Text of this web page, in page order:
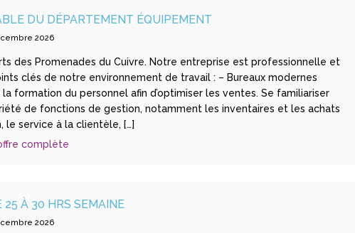
DU DÉPARTEMENT ÉQUIPEMENT
2026
des Promenades du Cuivre. Notre entreprise est professionnelle et
clés de notre environnement de travail : – Bureaux modernes
formation du personnel afin d’optimiser les ventes. Se familiariser
de fonctions de gestion, notamment les inventaires et les achats
le service à la clientèle, […]
complète
25 À 30 HRS SEMAINE
2026